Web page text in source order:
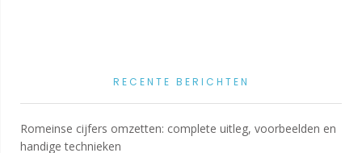
RECENTE BERICHTEN
Romeinse cijfers omzetten: complete uitleg, voorbeelden en
handige technieken